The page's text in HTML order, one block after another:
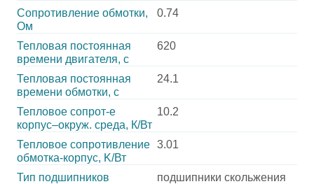
Сопротивление обмотки,
Ом
0.74
Тепловая постоянная
времени двигателя, с
620
Тепловая постоянная
времени обмотки, с
24.1
Тепловое сопрот-е
корпус–окруж. среда, К/Вт
10.2
Тепловое сопротивление
обмотка-корпус, K/Вт
3.01
Тип подшипников
подшипники скольжения